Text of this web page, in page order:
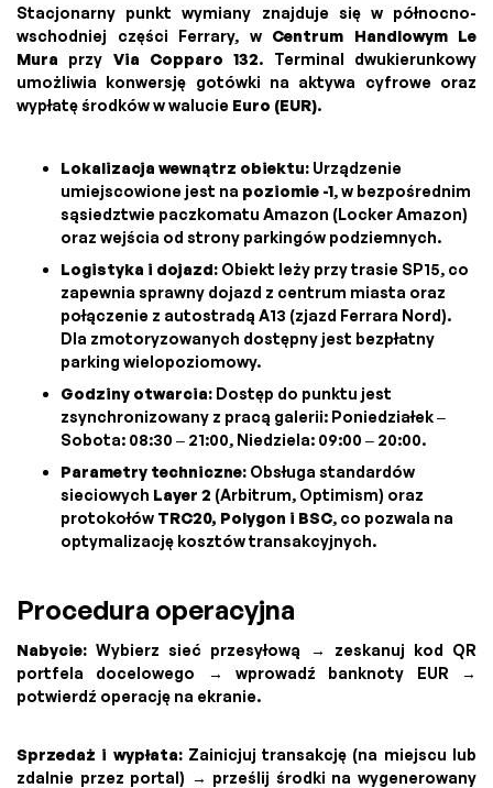
Stacjonarny punkt wymiany znajduje się w północno-
wschodniej części Ferrary, w Centrum Handlowym Le
Mura przy Via Copparo 132. Terminal dwukierunkowy
umożliwia konwersję gotówki na aktywa cyfrowe oraz
wypłatę środków w walucie Euro (EUR).
Lokalizacja wewnątrz obiektu: Urządzenie
umiejscowione jest na poziomie -1, w bezpośrednim
sąsiedztwie paczkomatu Amazon (Locker Amazon)
oraz wejścia od strony parkingów podziemnych.
Logistyka i dojazd: Obiekt leży przy trasie SP15, co
zapewnia sprawny dojazd z centrum miasta oraz
połączenie z autostradą A13 (zjazd Ferrara Nord).
Dla zmotoryzowanych dostępny jest bezpłatny
parking wielopoziomowy.
Godziny otwarcia: Dostęp do punktu jest
zsynchronizowany z pracą galerii: Poniedziałek –
Sobota: 08:30 – 21:00, Niedziela: 09:00 – 20:00.
Parametry techniczne: Obsługa standardów
sieciowych Layer 2 (Arbitrum, Optimism) oraz
protokołów TRC20, Polygon i BSC, co pozwala na
optymalizację kosztów transakcyjnych.
Procedura operacyjna
Nabycie: Wybierz sieć przesyłową → zeskanuj kod QR
portfela docelowego → wprowadź banknoty EUR →
potwierdź operację na ekranie.
Sprzedaż i wypłata:Zainicjuj transakcję (na miejscu lub
zdalnie przez portal) → prześlij środki na wygenerowany